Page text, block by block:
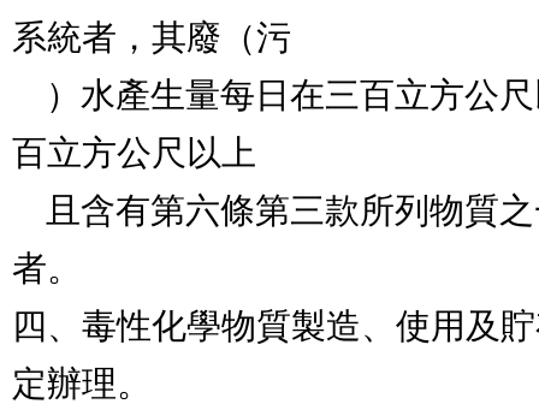
系統者，其廢（污
百立方公尺以上
者。
四、毒性化學物質製造、使用及
定辦理。